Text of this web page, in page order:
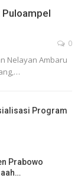
Puloampel
0
Nelayan Ambaru
Program
Prabowo